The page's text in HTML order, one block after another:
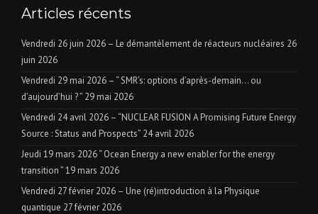
Articles récents
Vendredi 26 juin 2026 – Le démantèlement de réacteurs nucléaires 26
juin 2026
Vendredi 29 mai 2026 – “ SMR’s: options d’après-demain… ou
d’aujourd’hui ? ” 29 mai 2026
Vendredi 24 avril 2026 – “NUCLEAR FUSION A Promising Future Energy
Source : Status and Prospects” 24 avril 2026
Jeudi 19 mars 2026 “ Ocean Energy a new enabler for the energy
transition ”19 mars 2026
Vendredi 27 février 2026 – Une (ré)introduction à la Physique
quantique 27 février 2026